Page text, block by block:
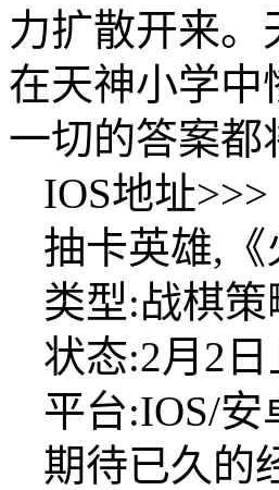
力扩散开来
在天神小学中
一切的答案都
IOS地址>>>
抽卡英雄,
类型:战棋策
状态:2月2日
平台:IOS/安
期待已久的